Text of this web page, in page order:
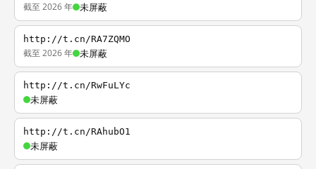
截至 2026 年 未屏蔽
http://t.cn/RA7ZQMO
截至 2026 年 未屏蔽
http://t.cn/RwFuLYc
未屏蔽
http://t.cn/RAhubO1
未屏蔽